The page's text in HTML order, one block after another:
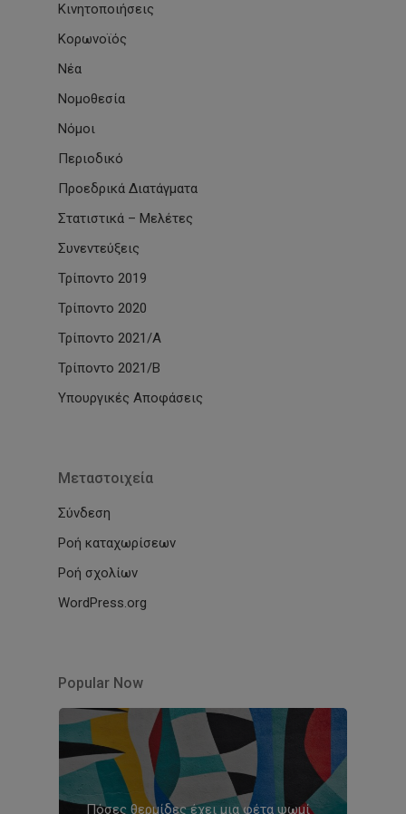
Κινητοποιήσεις
Κορωνοϊός
Νέα
Νομοθεσία
Νόμοι
Περιοδικό
Προεδρικά Διατάγματα
Στατιστικά – Μελέτες
Συνεντεύξεις
Τρίποντο 2019
Τρίποντο 2020
Τρίποντο 2021/Α
Τρίποντο 2021/Β
Υπουργικές Αποφάσεις
Μεταστοιχεία
Σύνδεση
Ροή καταχωρίσεων
Ροή σχολίων
WordPress.org
Popular Now
Πόσες θερμίδες έχει μια φέτα ψωμί